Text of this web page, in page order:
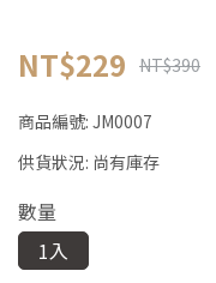
NT$229 NT$390
商品編號: JM0007
供貨狀況: 尚有庫存
數量
1入